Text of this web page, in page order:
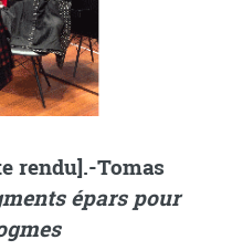
rendu].-Tomas
épars pour